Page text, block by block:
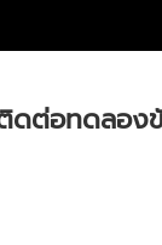
ต่อทดลองขั